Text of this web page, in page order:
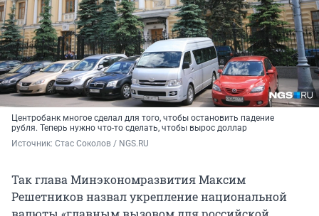
Центробанк многое сделал для того, чтобы остановить падение
рубля. Теперь нужно что-то сделать, чтобы вырос доллар
Источник: Стас Соколов / NGS.RU
Так глава Минэкономразвития Максим
Решетников назвал укрепление национальной